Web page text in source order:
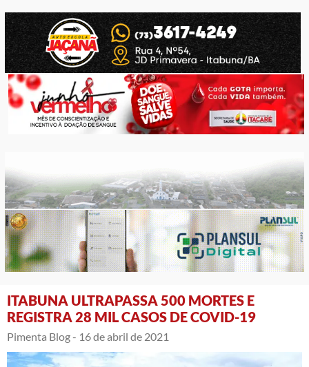
ITABUNA ULTRAPASSA 500 MORTES E
REGISTRA 28 MIL CASOS DE COVID-19
Pimenta Blog - 16 de abril de 2021